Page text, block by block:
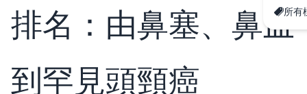
所有
排名：由鼻塞、鼻血
到罕見頭頸癌